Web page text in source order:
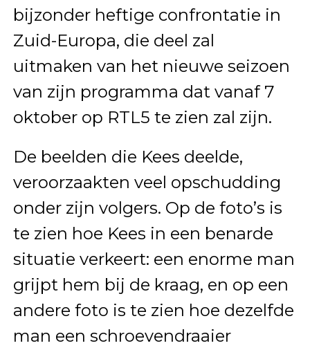
bijzonder heftige confrontatie in
Zuid-Europa, die deel zal
uitmaken van het nieuwe seizoen
van zijn programma dat vanaf 7
oktober op RTL5 te zien zal zijn.
De beelden die Kees deelde,
veroorzaakten veel opschudding
onder zijn volgers. Op de foto’s is
te zien hoe Kees in een benarde
situatie verkeert: een enorme man
grijpt hem bij de kraag, en op een
andere foto is te zien hoe dezelfde
man een schroevendraaier